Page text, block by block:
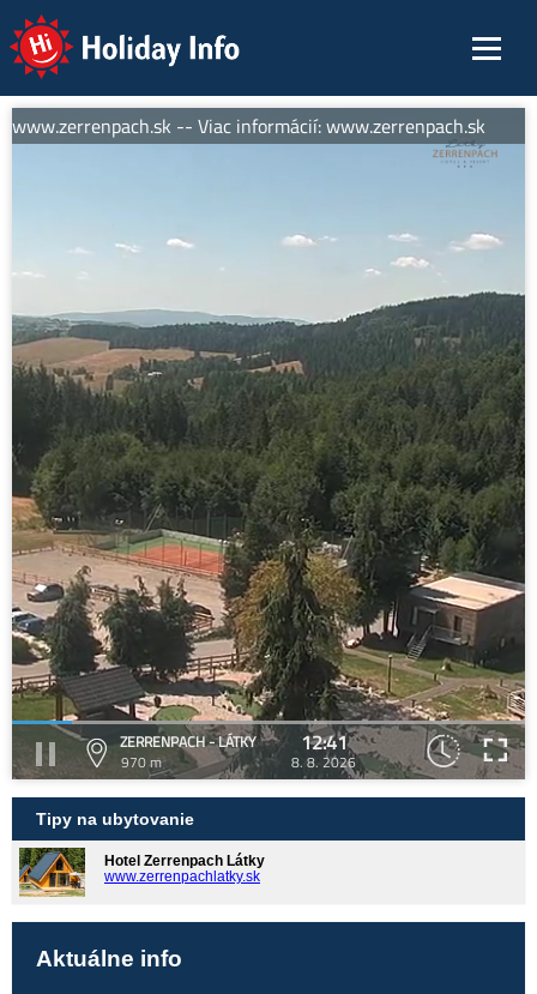
Holiday Info
-- Viac informácií: www.zerrenpach.sk
ZERRENPACH - LÁTKY
970 m
12:41
8. 8. 2026
Tipy na ubytovanie
Hotel Zerrenpach Látky
www.zerrenpachlatky.sk
Aktuálne info